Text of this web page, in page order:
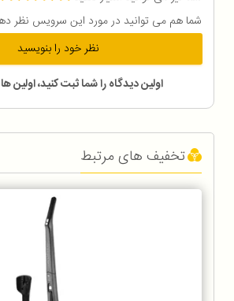
شما هم می توانید در مورد این سرویس نظر
نظر خود را بنویسید
اولین دیدگاه را شما ثبت کنید، اولین
تخفیف های مرتبط